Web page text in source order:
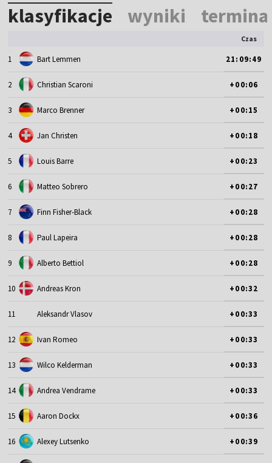
klasyfikacje wyniki
Czas
1 Bart Lemmen 21:09:49
2 Christian Scaroni +00:06
3 Marco Brenner +00:15
4 Jan Christen +00:18
5 Louis Barre +00:23
6 Matteo Sobrero +00:27
7 Finn Fisher-Black +00:28
8 Paul Lapeira +00:28
9 Alberto Bettiol +00:28
10 Andreas Kron +00:32
11 Aleksandr Vlasov +00:33
12 Ivan Romeo +00:33
13 Wilco Kelderman +00:33
14 Andrea Vendrame +00:33
15 Aaron Dockx +00:36
16 Alexey Lutsenko +00:39